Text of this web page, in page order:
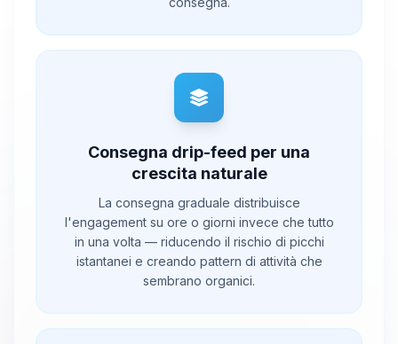
Consegna drip-feed per una
crescita naturale
La consegna graduale distribuisce
l'engagement su ore o giorni invece che tutto
in una volta — riducendo il rischio di picchi
istantanei e creando pattern di attività che
sembrano organici.